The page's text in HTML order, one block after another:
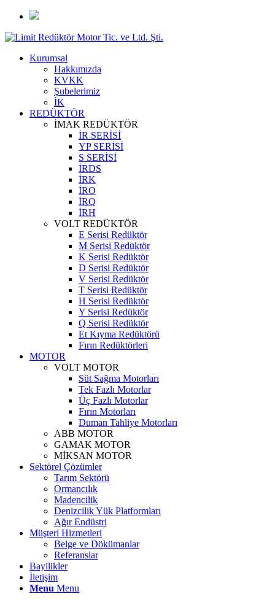
Kurumsal
Hakkımızda
KVKK
Şubelerimiz
İK
REDÜKTÖR
İMAK REDÜKTÖR
İR SERİSİ
YP SERİSİ
S SERİSİ
İRDS
İRK
İRO
İRQ
İRH
VOLT REDÜKTÖR
E Serisi Redüktör
M Serisi Redüktör
K Serisi Redüktör
D Serisi Redüktör
V Serisi Redüktör
T Serisi Redüktör
H Serisi Redüktör
Y Serisi Redüktör
Q Serisi Redüktör
Et Kıyma Redüktörü
Fırın Redüktörleri
MOTOR
VOLT MOTOR
Süt Sağma Motorları
Tek Fazlı Motorlar
Üç Fazlı Motorlar
Fırın Motorları
Duman Tahliye Motorları
ABB MOTOR
GAMAK MOTOR
MİKSAN MOTOR
Sektörel Çözümler
Tarım Sektörü
Ormancılık
Madencilik
Denizcilik Yük Platformları
Ağır Endüstri
Müşteri Hizmetleri
Belge ve Dökümanlar
Referanslar
Bayilikler
İletişim
Menu Menu